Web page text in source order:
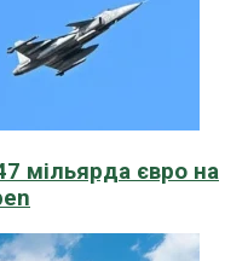
мільярда євро на